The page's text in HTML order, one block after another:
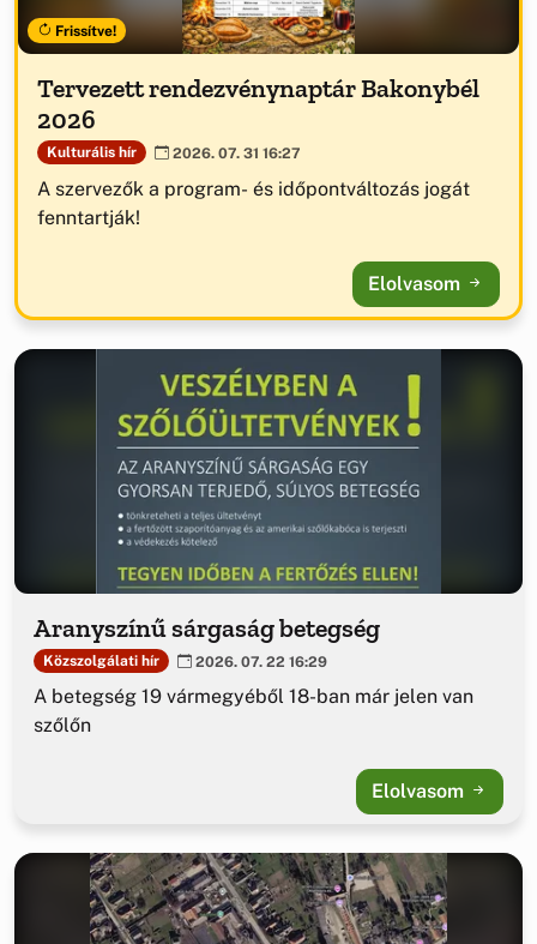
Frissítve!
Tervezett rendezvénynaptár Bakonybél
2026
Kulturális hír 2026. 07. 31 16:27
A szervezők a program- és időpontváltozás jogát
fenntartják!
Elolvasom
Aranyszínű sárgaság betegség
Közszolgálati hír 2026. 07. 22 16:29
A betegség 19 vármegyéből 18-ban már jelen van
szőlőn
Elolvasom